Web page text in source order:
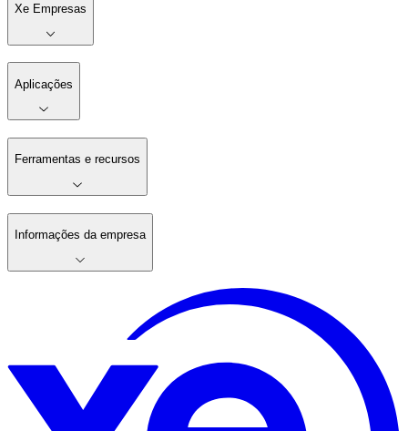
Xe Empresas
Aplicações
Ferramentas e recursos
Informações da empresa